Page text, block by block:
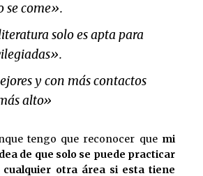
se come».
solo es apta para
y con más contactos
alto»
tengo que reconocer que mi
de que solo se puede practicar
otra área si esta tiene